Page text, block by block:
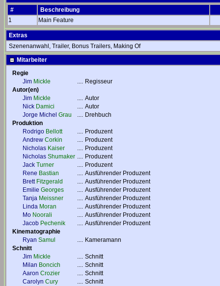
#
Beschreibung
1
Main Feature
Extras
Szenenanwahl, Trailer, Bonus Trailers, Making Of
Mitarbeiter
Regie
Jim Mickle .... Regisseur
Autor(en)
Jim Mickle .... Autor
Nick Damici .... Autor
Jorge Michel Grau .... Drehbuch
Produktion
Rodrigo Bellott .... Produzent
Andrew Corkin .... Produzent
Nicholas Kaiser .... Produzent
Nicholas Shumaker .... Produzent
Jack Turner .... Produzent
Rene Bastian .... Ausführender Produzent
Brett Fitzgerald .... Ausführender Produzent
Emilie Georges .... Ausführender Produzent
Tanja Meissner .... Ausführender Produzent
Linda Moran .... Ausführender Produzent
Mo Noorali .... Ausführender Produzent
Jacob Pechenik .... Ausführender Produzent
Kinematographie
Ryan Samul .... Kameramann
Schnitt
Jim Mickle .... Schnitt
Milan Boncich .... Schnitt
Aaron Crozier .... Schnitt
Carolyn Cury .... Schnitt